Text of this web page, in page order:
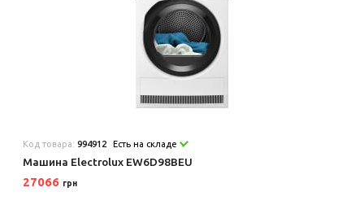
Код товара:994912 Есть на складе
Машина Electrolux EW6D98BEU
27066 грн